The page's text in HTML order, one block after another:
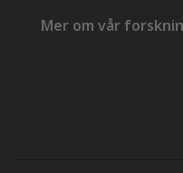
Mer om vår